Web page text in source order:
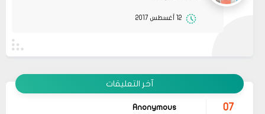
12 أغسطس 2017
آخر التعليقات
03 2026
مشاركة
Hayat boyunca kendimizi geliştirmek ve yeni
bilgiler edinmek adına çeşitli kaynaklara
listeleri, bu süreçte bize
07
Anonymous
Anonymous